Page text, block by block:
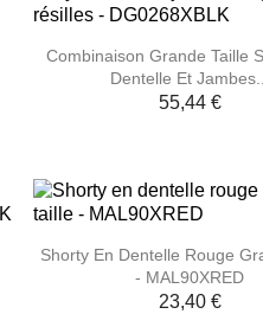
Aperçu
Combinaison Grande Taille
Dentelle Et Jambes...
55,44 €
Aperçu
Shorty En Dentelle Rouge
- MAL90XRED
23,40 €